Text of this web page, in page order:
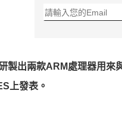
製出兩款ARM處理器用來
上發表。